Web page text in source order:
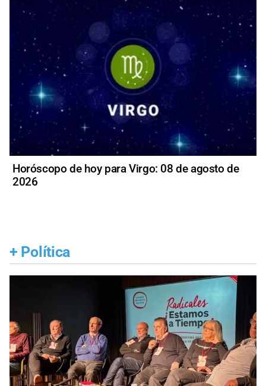
Horóscopo de hoy para Virgo: 08 de agosto de
2026
+ Política